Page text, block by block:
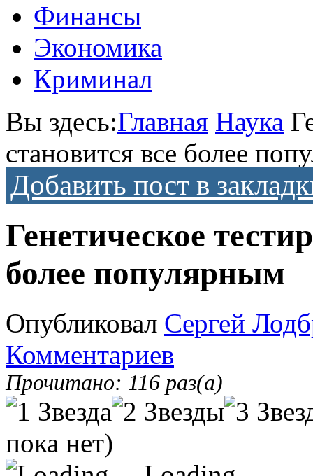
Финансы
Экономика
Криминал
Вы здесь:Главная Наука
становится все более
Добавить пост в
Генетическое
более популярным
Опубликовал Сергей
Комментариев
Прочитано: 116 раз(а)
пока нет)